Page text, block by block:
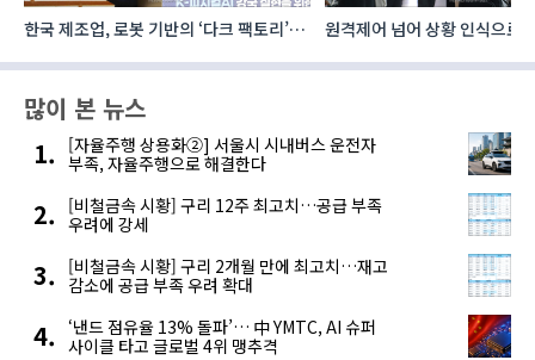
한국 제조업, 로봇 기반의 ‘다크 팩토리’로
원격제어 넘어 상황 인식으로,
많이 본 뉴스
[자율주행 상용화②] 서울시 시내버스 운전자
부족, 자율주행으로 해결한다
[비철금속 시황] 구리 12주 최고치…공급 부족
우려에 강세
[비철금속 시황] 구리 2개월 만에 최고치…재고
감소에 공급 부족 우려 확대
‘낸드 점유율 13% 돌파’… 中 YMTC, AI 슈퍼
사이클 타고 글로벌 4위 맹추격